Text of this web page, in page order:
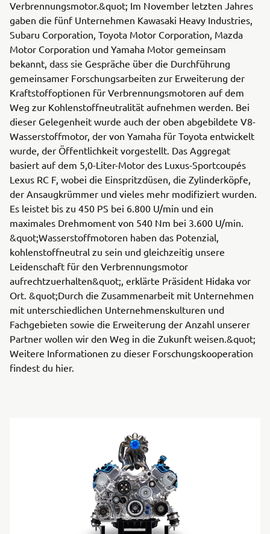
Verbrennungsmotor.&quot; Im November letzten Jahres
gaben die fünf Unternehmen Kawasaki Heavy Industries,
Subaru Corporation, Toyota Motor Corporation, Mazda
Motor Corporation und Yamaha Motor gemeinsam
bekannt, dass sie Gespräche über die Durchführung
gemeinsamer Forschungsarbeiten zur Erweiterung der
Kraftstoffoptionen für Verbrennungsmotoren auf dem
Weg zur Kohlenstoffneutralität aufnehmen werden. Bei
dieser Gelegenheit wurde auch der oben abgebildete V8-
Wasserstoffmotor, der von Yamaha für Toyota entwickelt
wurde, der Öffentlichkeit vorgestellt. Das Aggregat
basiert auf dem 5,0-Liter-Motor des Luxus-Sportcoupés
Lexus RC F, wobei die Einspritzdüsen, die Zylinderköpfe,
der Ansaugkrümmer und vieles mehr modifiziert wurden.
Es leistet bis zu 450 PS bei 6.800 U/min und ein
maximales Drehmoment von 540 Nm bei 3.600 U/min.
&quot;Wasserstoffmotoren haben das Potenzial,
kohlenstoffneutral zu sein und gleichzeitig unsere
Leidenschaft für den Verbrennungsmotor
aufrechtzuerhalten&quot;, erklärte Präsident Hidaka vor
Ort. &quot;Durch die Zusammenarbeit mit Unternehmen
mit unterschiedlichen Unternehmenskulturen und
Fachgebieten sowie die Erweiterung der Anzahl unserer
Partner wollen wir den Weg in die Zukunft weisen.&quot;
Weitere Informationen zu dieser Forschungskooperation
findest du hier.